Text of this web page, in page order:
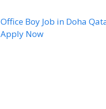
Office Boy Job in Doha
Apply Now